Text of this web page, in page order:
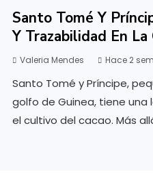
Santo Tomé Y
Y Trazabilidad En
Valeria Mendes Hace 2
Santo Tomé y Príncipe,
golfo de Guinea, tiene una
el cultivo del cacao. Más